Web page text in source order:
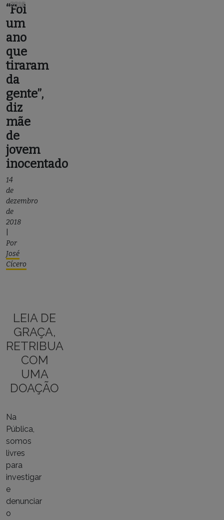
2018
“Foi
um
ano
que
tiraram
da
gente”,
diz
mãe
de
jovem
inocentado
14
de
dezembro
de
2018
Por
José
Cícero
LEIA DE
GRAÇA,
RETRIBUA
COM
UMA
DOAÇÃO
Na
Pública,
somos
livres
para
investigar
e
denunciar
o